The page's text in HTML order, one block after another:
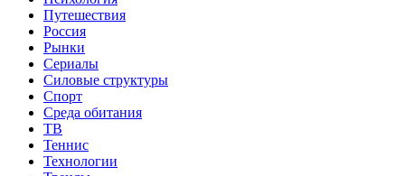
Путешествия
Россия
Рынки
Сериалы
Силовые структуры
Спорт
Среда обитания
ТВ
Теннис
Технологии